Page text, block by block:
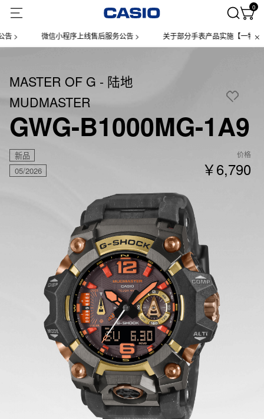
0
> 微信小程序上线售后服务公告 > 关于部分手表产品实施【一物一码
MASTER OF G - 陆地
MUDMASTER
GWG-B1000MG-1A9
新品
05/2026
价格
￥6,790